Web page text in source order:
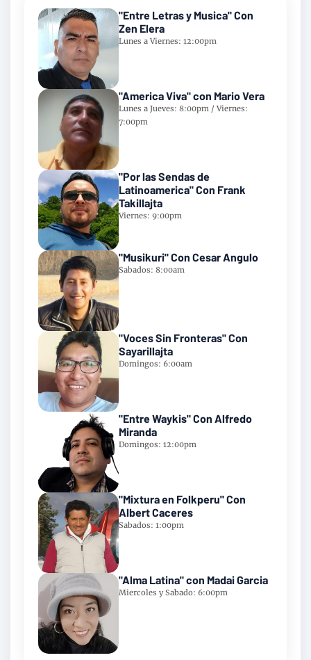
"Entre Letras y Musica" Con
Zen Elera
Lunes a Viernes: 12:00pm
"America Viva" con Mario Vera
Lunes a Jueves: 8:00pm / Viernes:
7:00pm
"Por las Sendas de
Latinoamerica" Con Frank
Takillajta
Viernes: 9:00pm
"Musikuri" Con Cesar Angulo
Sabados: 8:00am
"Voces Sin Fronteras" Con
Sayarillajta
Domingos: 6:00am
"Entre Waykis" Con Alfredo
Miranda
Domingos: 12:00pm
"Mixtura en Folkperu" Con
Albert Caceres
Sabados: 1:00pm
"Alma Latina" con Madai Garcia
Miercoles y Sabado: 6:00pm